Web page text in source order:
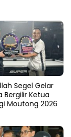
Segel Gelar
Bergilir Ketua
Moutong 2026